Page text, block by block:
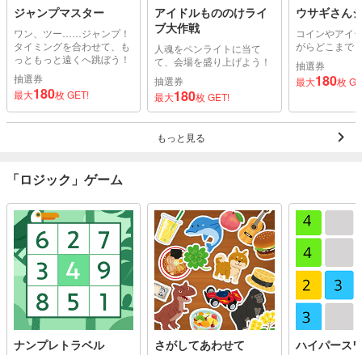
ジャンプマスター
ワン、ツー……ジャンプ！
タイミングを合わせて、も
っともっと遠くへ跳ぼう！
抽選券
最大180枚 GET!
アイドルもののけライ
ブ大作戦
人魂をペンライトに当て
て、会場を盛り上げよう！
抽選券
最大180枚 GET!
ウサギさん
コインやアイ
がらどこまで
抽選券
最大180枚
もっと見る
「ロジック」ゲーム
ナンプレトラベル さがしてあわせて ハイパース